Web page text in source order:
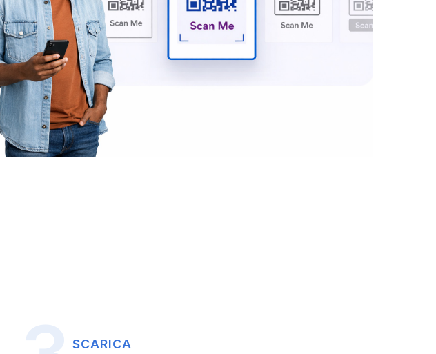
SCARICA